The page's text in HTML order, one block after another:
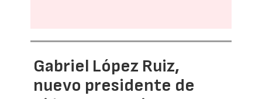
Gabriel López Ruiz,
nuevo presidente de